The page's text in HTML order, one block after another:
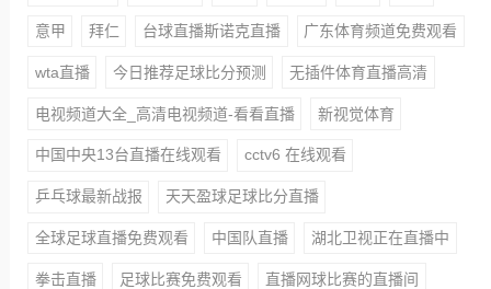
意甲 拜仁 台球直播斯诺克直播 广东体育频道免费观看
wta直播 今日推荐足球比分预测 无插件体育直播高清
电视频道大全_高清电视频道-看看直播 新视觉体育
中国中央13台直播在线观看 cctv6 在线观看
乒乓球最新战报 天天盈球足球比分直播
全球足球直播免费观看 中国队直播 湖北卫视正在直播中
拳击直播 足球比赛免费观看 直播网球比赛的直播间